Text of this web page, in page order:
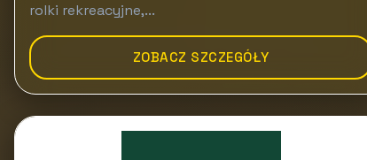
rolki rekreacyjne,...
ZOBACZ SZCZEGÓŁY